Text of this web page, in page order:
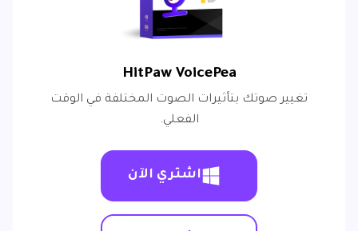
HitPaw VoicePea
تغيير صوتك بتأثيرات الصوت المختلفة في الوقت
الفعلي.
اشتري الآن